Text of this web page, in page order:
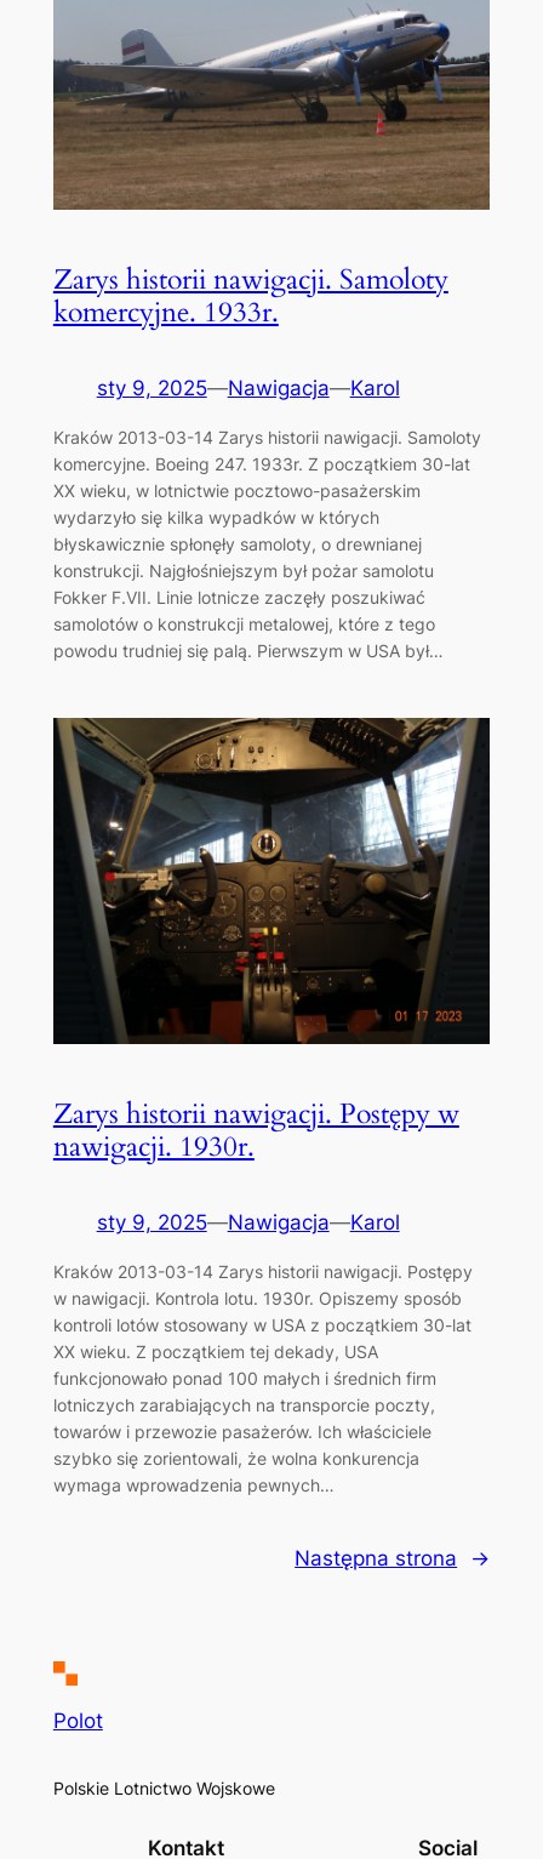
Zarys historii nawigacji. Samoloty
komercyjne. 1933r.
sty 9, 2025—Nawigacja—Karol
Kraków 2013-03-14 Zarys historii nawigacji. Samoloty
komercyjne. Boeing 247. 1933r. Z początkiem 30-lat
XX wieku, w lotnictwie pocztowo-pasażerskim
wydarzyło się kilka wypadków w których
błyskawicznie spłonęły samoloty, o drewnianej
konstrukcji. Najgłośniejszym był pożar samolotu
Fokker F.VII. Linie lotnicze zaczęły poszukiwać
samolotów o konstrukcji metalowej, które z tego
powodu trudniej się palą. Pierwszym w USA był…
Zarys historii nawigacji. Postępy w
nawigacji. 1930r.
sty 9, 2025—Nawigacja—Karol
Kraków 2013-03-14 Zarys historii nawigacji. Postępy
w nawigacji. Kontrola lotu. 1930r. Opiszemy sposób
kontroli lotów stosowany w USA z początkiem 30-lat
XX wieku. Z początkiem tej dekady, USA
funkcjonowało ponad 100 małych i średnich firm
lotniczych zarabiających na transporcie poczty,
towarów i przewozie pasażerów. Ich właściciele
szybko się zorientowali, że wolna konkurencja
wymaga wprowadzenia pewnych…
Następna strona →
Polot
Polskie Lotnictwo Wojskowe
Kontakt Social